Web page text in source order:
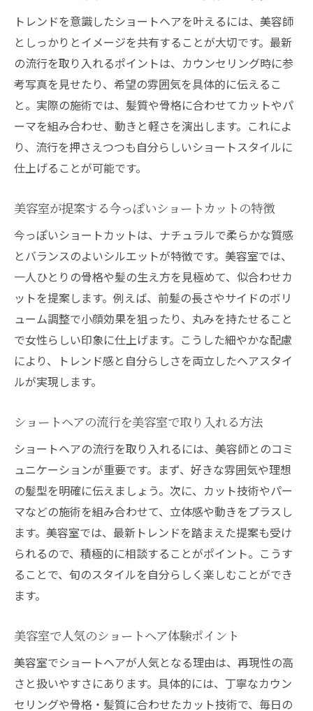
トレンドを意識したショートヘアを叶えるには、美容師
としっかりとイメージを共有することが大切です。最新
の流行を取り入れるポイントは、カウンセリング時に参
考写真を見せたり、希望の雰囲気を具体的に伝えるこ
と。実際の施術では、髪質や骨格に合わせてカットやパ
ーマを組み合わせ、動きと軽さを演出します。これによ
り、流行を押さえつつも自分らしいショートスタイルに
仕上げることが可能です。
美容室が提案する今っぽいショートカットの特徴
今っぽいショートカットは、ナチュラルで柔らかな質感
とバランスのよいシルエットが特徴です。美容室では、
一人ひとりの骨格や髪の生え方を見極めて、似合わせカ
ットを提案します。例えば、前髪の長さやサイドのボリ
ューム調整で小顔効果を狙ったり、丸みを持たせること
で女性らしい印象に仕上げます。こうした細やかな配慮
により、トレンド感と自分らしさを両立したヘアスタイ
ルが実現します。
ショートヘアの流行を美容室で取り入れる方法
ショートヘアの流行を取り入れるには、美容師とのコミ
ュニケーションが重要です。まず、好きな雰囲気や理想
の髪型を明確に伝えましょう。次に、カット技術やパー
マなどの施術を組み合わせて、立体感や動きをプラスし
ます。美容室では、最新トレンドを踏まえた提案も受け
られるので、積極的に相談することがポイント。こうす
ることで、旬のスタイルを自分らしく楽しむことができ
ます。
美容室で人気のショートヘア体験ポイント
美容室でショートヘアが人気となる理由は、再現性の高
さと扱いやすさにあります。具体的には、丁寧なカウン
セリングや骨格・髪質に合わせたカット技術で、毎日の